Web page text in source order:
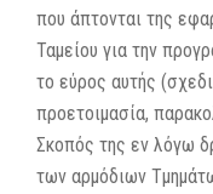
που άπτονται της
Ταμείου για την
το εύρος αυτής
προετοιμασία,
Σκοπός της εν λόγω
των αρμόδιων